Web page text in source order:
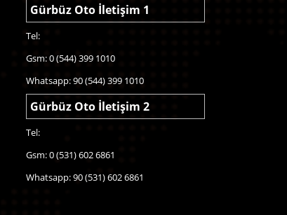
Gürbüz Oto İletişim 1
Tel:
Gsm: 0 (544) 399 1010
Whatsapp: 90 (544) 399 1010
Gürbüz Oto İletişim 2
Tel:
Gsm: 0 (531) 602 6861
Whatsapp: 90 (531) 602 6861